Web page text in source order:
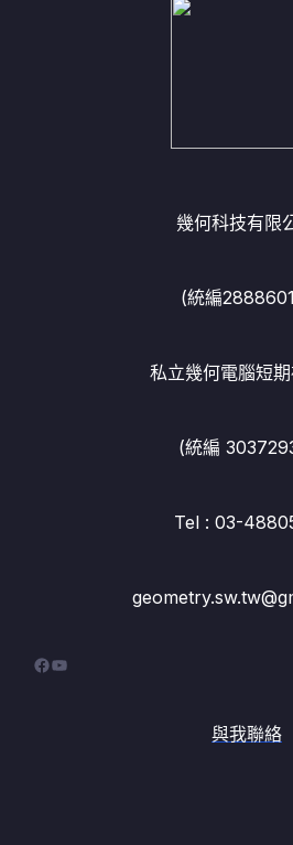
幾何科技有限
(統編
私立幾何電腦短
(統編
Tel : 03-
Facebook
與我聯絡